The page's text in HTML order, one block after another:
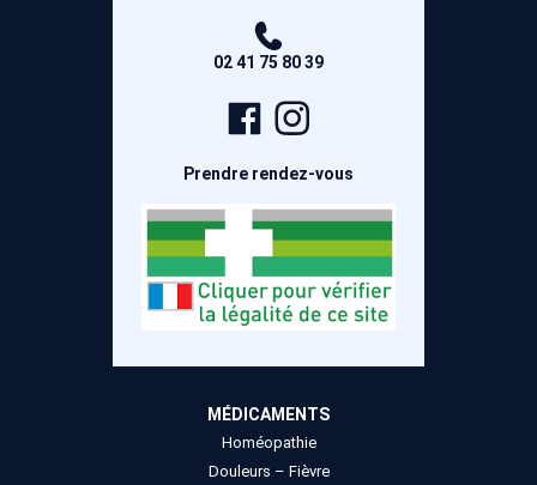
02 41 75 80 39
Page
Facebook
Prendre rendez-vous
MÉDICAMENTS
Homéopathie
Douleurs – Fièvre